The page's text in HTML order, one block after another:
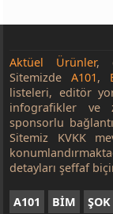
Aktüel Ürünler,
SitemizdeA101,
listeleri, editör
infografikler ve
sponsorlu
Sitemiz KVKK
detayları şeffaf
A101 BİM ŞOK